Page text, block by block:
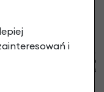
politykę prywatności
(50-028 Wrocław,
432 029. Podany przez Ciebie
zawiera Twoje imię i nazwisko).
i